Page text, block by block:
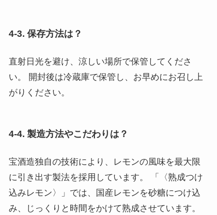
4-3. 保存方法は？
直射日光を避け、涼しい場所で保管してくださ
い。 開封後は冷蔵庫で保管し、お早めにお召し上
がりください。
4-4. 製造方法やこだわりは？
宝酒造独自の技術により、レモンの風味を最大限
に引き出す製法を採用しています。 「〈熟成つけ
込みレモン〉」では、国産レモンを砂糖につけ込
み、じっくりと時間をかけて熟成させています。